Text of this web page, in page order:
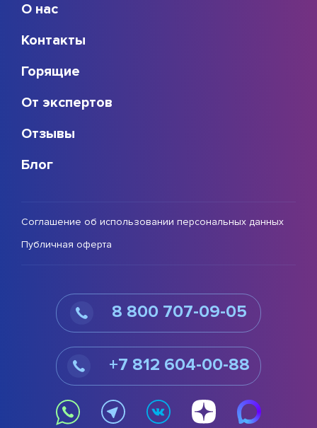
О нас
Контакты
Горящие
От экспертов
Отзывы
Блог
Соглашение об использовании персональных данных
Публичная оферта
8 800 707-09-05
+7 812 604-00-88